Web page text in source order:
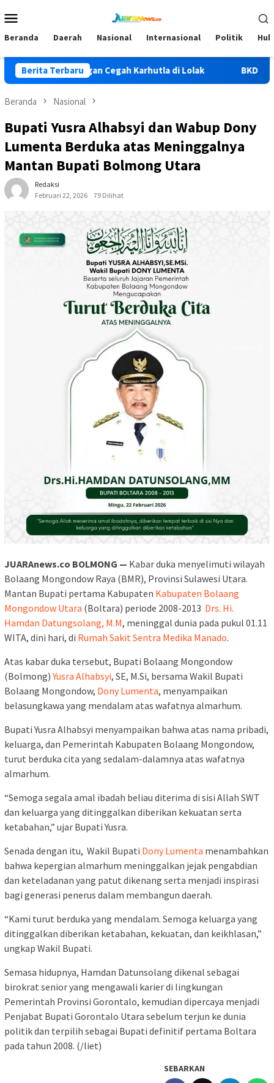
ke
Mobile
Beranda Daerah Nasional Internasional Politik
Berita Terbaru
Tim Gabungan Cegah Karhutla di Lolak BKD Bolmong
Beranda Nasional
Bupati Yusra Alhabsyi dan Wabup Dony
Lumenta Berduka atas Meninggalnya
Mantan Bupati Bolmong Utara
Redaksi
Februari 22, 2026
79 Dilihat
JUARAnews.co BOLMONG — Kabar duka menyelimuti wilayah
Bolaang Mongondow Raya (BMR), Provinsi Sulawesi Utara.
Mantan Bupati pertama Kabupaten Kabupaten Bolaang
Mongondow Utara (Boltara) periode 2008-2013 Drs. Hi.
Hamdan Datungsolang, M.M, meninggal dunia pada pukul 01.11
WITA, dini hari, di Rumah Sakit Sentra Medika Manado.
Atas kabar duka tersebut, Bupati Bolaang Mongondow
(Bolmong)Yusra Alhabsyi, SE, M.Si, bersama Wakil Bupati
Bolaang Mongondow, Dony Lumenta, menyampaikan
belasungkawa yang mendalam atas wafatnya almarhum.
Bupati Yusra Alhabsyi menyampaikan bahwa atas nama pribadi,
keluarga, dan Pemerintah Kabupaten Bolaang Mongondow,
turut berduka cita yang sedalam-dalamnya atas wafatnya
almarhum.
“Semoga segala amal ibadah beliau diterima di sisi Allah SWT
dan keluarga yang ditinggalkan diberikan kekuatan serta
ketabahan,” ujar Bupati Yusra.
Senada dengan itu, Wakil Bupati Dony Lumenta menambahkan
bahwa kepergian almarhum meninggalkan jejak pengabdian
dan keteladanan yang patut dikenang serta menjadi inspirasi
bagi generasi penerus dalam membangun daerah.
“Kami turut berduka yang mendalam. Semoga keluarga yang
ditinggalkan diberikan ketabahan, kekuatan, dan keikhlasan,”
ungkap Wakil Bupati.
Semasa hidupnya, Hamdan Datunsolang dikenal sebagai
birokrat senior yang mengawali karier di lingkungan
Pemerintah Provinsi Gorontalo, kemudian dipercaya menjadi
Penjabat Bupati Gorontalo Utara sebelum terjun ke dunia
politik dan terpilih sebagai Bupati definitif pertama Boltara
pada tahun 2008. (/liet)
SEBARKAN